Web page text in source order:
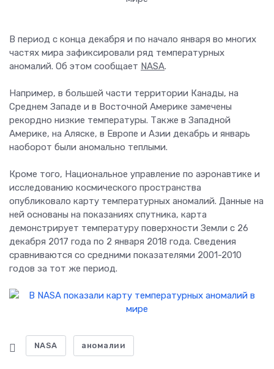
В период с конца декабря и по начало января во многих
частях мира зафиксировали ряд температурных
аномалий. Об этом сообщает NASA.
Например, в большей части территории Канады, на
Среднем Западе и в Восточной Америке замечены
рекордно низкие температуры. Также в Западной
Америке, на Аляске, в Европе и Азии декабрь и январь
наоборот были аномально теплыми.
Кроме того, Национальное управление по аэронавтике и
исследованию космического пространства
опубликовало карту температурных аномалий. Данные на
ней основаны на показаниях спутника, карта
демонстрирует температуру поверхности Земли с 26
декабря 2017 года по 2 января 2018 года. Сведения
сравниваются со средними показателями 2001-2010
годов за тот же период.
NASA аномалии